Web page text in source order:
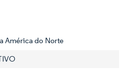
América do Norte